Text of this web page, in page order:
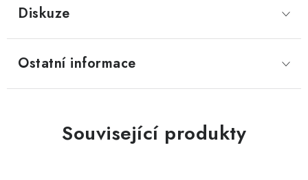
Diskuze
Ostatní informace
Související produkty